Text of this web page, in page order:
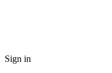
Sign in